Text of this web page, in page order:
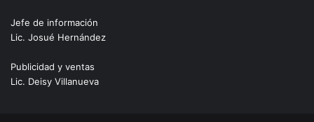
Jefe de información
Lic. Josué Hernández
Publicidad y ventas
Lic. Deisy Villanueva